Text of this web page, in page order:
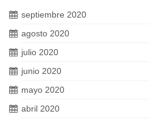
septiembre 2020
agosto 2020
julio 2020
junio 2020
mayo 2020
abril 2020